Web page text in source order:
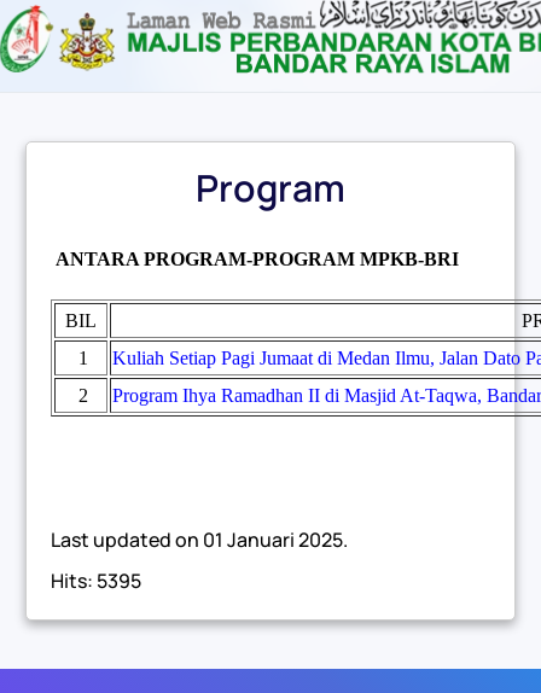
Program
ANTARA PROGRAM-PROGRAM MPKB-BRI
BIL
1
Kuliah Setiap Pagi Jumaat di Medan Ilmu, Jalan Dato
2
Program Ihya Ramadhan II di Masjid At-Taqwa,
Last updated on 01 Januari 2025.
Hits: 5395